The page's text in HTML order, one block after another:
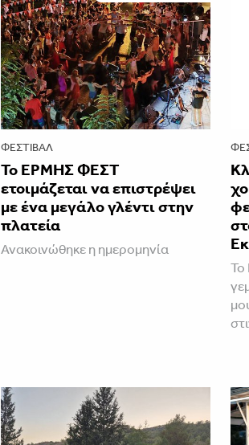
ΦΕΣΤΙΒΑΛ
Το ΕΡΜΗΣ ΦΕΣΤ
ετοιμάζεται να επιστρέψει
με ένα μεγάλο γλέντι στην
πλατεία
Ανακοινώθηκε η ημερομηνία
Το